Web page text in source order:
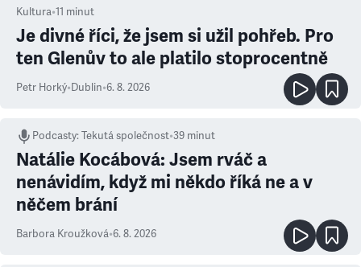
Kultura•11 minut
Je divné říci, že jsem si užil pohřeb. Pro
ten Glenův to ale platilo stoprocentně
Petr Horký•Dublin•6. 8. 2026
Podcasty:Tekutá společnost•39 minut
Natálie Kocábová: Jsem rváč a
nenávidím, když mi někdo říká ne a v
něčem brání
Barbora Kroužková•6. 8. 2026